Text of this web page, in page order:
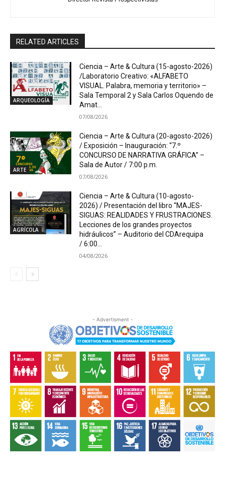
RELATED ARTICLES
ARQUEOLOGÍA
Ciencia – Arte & Cultura (15-agosto-2026)
/Laboratorio Creativo: «ALFABETO
VISUAL. Palabra, memoria y territorio» –
Sala Temporal 2 y Sala Carlos Oquendo de
Amat...
07/08/2026
ARTE
Ciencia – Arte & Cultura (20-agosto-2026)
/ Exposición – Inauguración: “7.º
CONCURSO DE NARRATIVA GRÁFICA” –
Sala de Autor / 7:00 p.m.
07/08/2026
AGRÍCOLA
Ciencia – Arte & Cultura (10-agosto-
2026) / Presentación del libro “MAJES-
SIGUAS: REALIDADES Y FRUSTRACIONES.
Lecciones de los grandes proyectos
hidráulicos” – Auditorio del CDArequipa
/ 6:00...
04/08/2026
- Advertisment -